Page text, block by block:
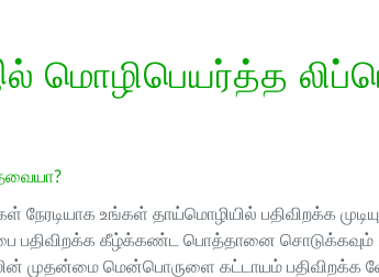
மொழிபெயர்த்த
நேரடியாக உங்கள் தாய்மொழியில் பதிவிறக்க
பதிவிறக்க கீழ்க்கண்ட பொத்தானை சொடுக்கவும்
முதன்மை மென்பொருளை கட்டாயம் பதிவிறக்க